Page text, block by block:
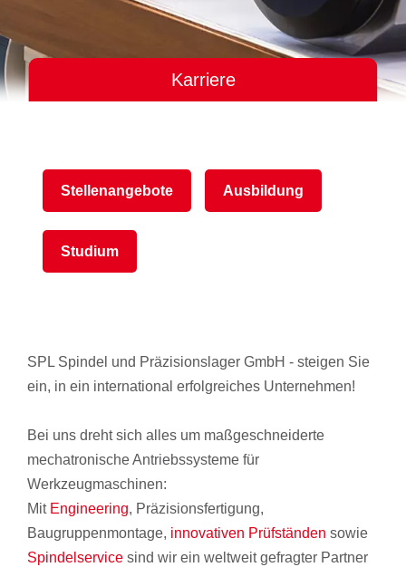
Karriere
Stellenangebote Ausbildung
Studium
SPL Spindel und Präzisionslager GmbH - steigen Sie
ein, in ein international erfolgreiches Unternehmen!
Bei uns dreht sich alles um maßgeschneiderte
mechatronische Antriebssysteme für
Werkzeugmaschinen:
Mit Engineering, Präzisionsfertigung,
Baugruppenmontage, innovativen Prüfständen sowie
Spindelservice sind wir ein weltweit gefragter Partner